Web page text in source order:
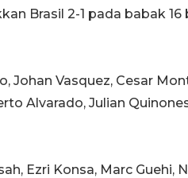
Brasil 2-1 pada babak 16
Johan Vasquez, Cesar
Alvarado, Julian
Ezri Konsa, Marc Guehi,